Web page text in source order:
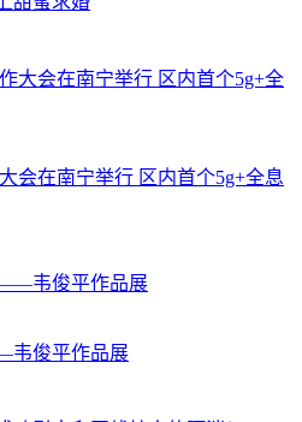
会在南宁举行 区内首个5g+全息
韦俊平作品展